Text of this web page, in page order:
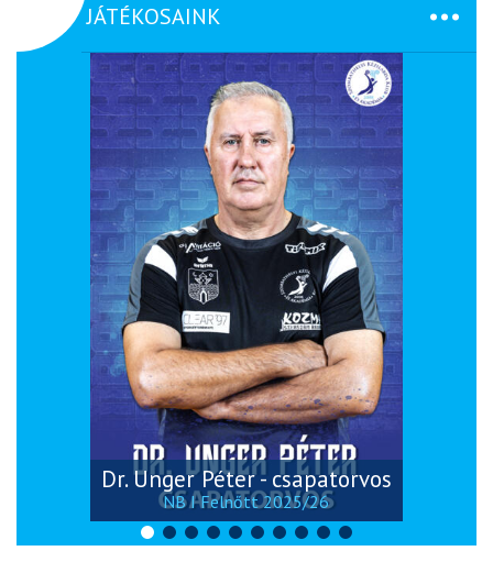
JÁTÉKOSAINK
Dr. Unger Péter - csapatorvos
NB I Felnőtt 2025/26